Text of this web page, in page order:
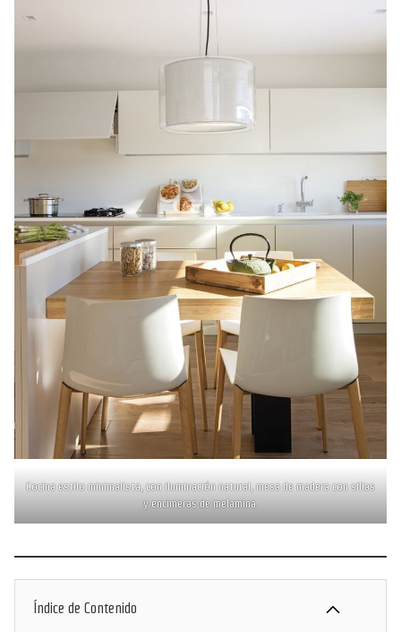
Cocina estilo minimalista, con iluminación natural, mesa de madera con sillas
y encimeras de melamina.
Índice de Contenido